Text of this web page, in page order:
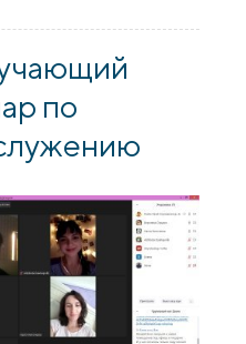
Падвор’я
по